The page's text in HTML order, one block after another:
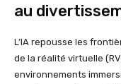
au
L’IA repousse les
de la réalité virtuelle
environnements